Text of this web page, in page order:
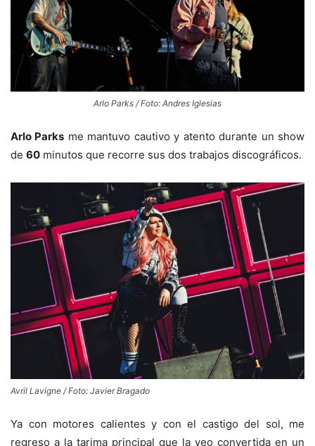
Arlo Parks / Foto: Andres Iglesias
Arlo Parks me mantuvo cautivo y atento durante un show
de 60 minutos que recorre sus dos trabajos discográficos.
Avril Lavigne / Foto: Javier Bragado
Ya con motores calientes y con el castigo del sol, me
regreso a la tarima principal que la veo convertida en un